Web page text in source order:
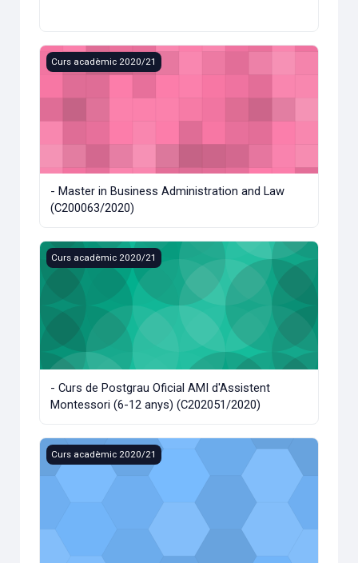
- Master in Business Administration and Law (C200063/
Curs acadèmic 2020/21
- Master in Business Administration and Law
(C200063/2020)
- Curs de Postgrau Oficial AMI d'Assistent Montessori (6-
Curs acadèmic 2020/21
- Curs de Postgrau Oficial AMI d'Assistent
Montessori (6-12 anys) (C202051/2020)
- Consolida't (C20P033/2020)
Curs acadèmic 2020/21